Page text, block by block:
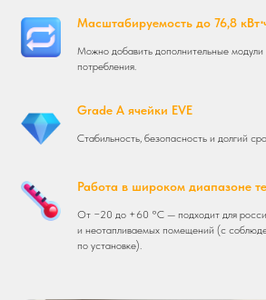
Масштабируемость до 76,8
Можно добавить дополнительные модули
потребления.
Grade A ячейки EVE
Стабильность, безопасность и долгий
Работа в широком диапазоне
От −20 до +60 °C — подходит для
и неотапливаемых помещений (с
по установке).